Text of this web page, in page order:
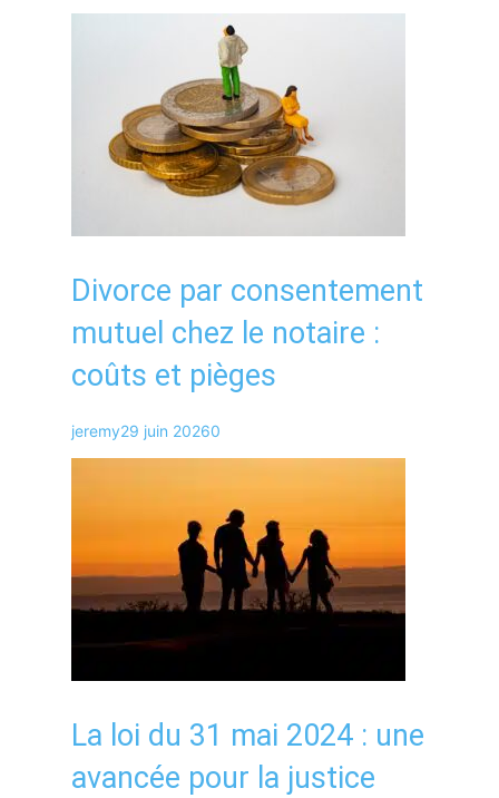
Divorce par consentement
mutuel chez le notaire :
coûts et pièges
jeremy29 juin 20260
La loi du 31 mai 2024 : une
avancée pour la justice